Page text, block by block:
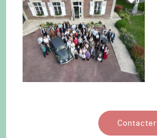
Contacter